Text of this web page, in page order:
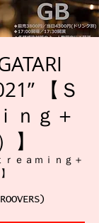
【Ｓ
ｎｇ＋
】
ｒｅａｍｉｎｇ＋